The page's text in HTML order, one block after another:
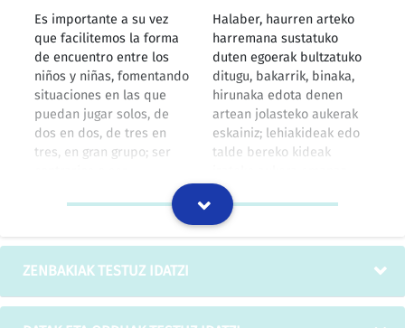
Es importante a su vez
que facilitemos la forma
de encuentro entre los
niños y niñas, fomentando
situaciones en las que
puedan jugar solos, de
dos en dos, de tres en
tres, en gran grupo; ser
compañeros, y, hasta en
ocasiones, ser las dos
Halaber, haurren arteko
harremana sustatuko
duten egoerak bultzatuko
ditugu, bakarrik, binaka,
hirunaka edota denen
artean jolasteko aukerak
eskainiz; lehiakideak edo
talde bereko kideak
edota, batzuetan, biak
batera izateko aukera ere
emanaz.
IZOko itzulpen-memoria
ZENBAKIAK TESTUZ IDATZI